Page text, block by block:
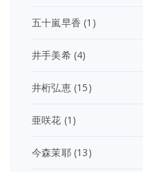
五十嵐早香 (1)
井手美希(4)
井桁弘恵(15)
亜咲花 (1)
今森茉耶(13)